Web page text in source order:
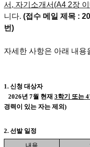
서, 자기소개서(A4 2장
니다. (접수 메일 제목 :
번)
자세한 사항은 아래 내용
1. 신청 대상자
2026년 7월 현재 3학기 또는
경력이 있는 자는 제외)
2. 선발 일정
내용